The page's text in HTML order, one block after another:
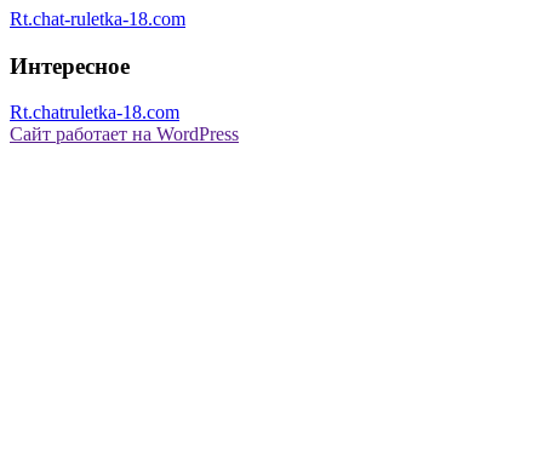
Rt.chat-ruletka-18.com
Интересное
Rt.chatruletka-18.com
Сайт работает на WordPress